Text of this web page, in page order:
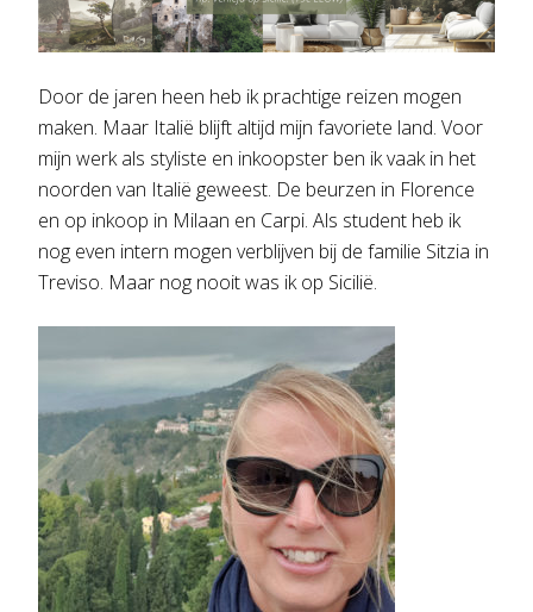
Door de jaren heen heb ik prachtige reizen mogen
maken. Maar Italië blijft altijd mijn favoriete land. Voor
mijn werk als styliste en inkoopster ben ik vaak in het
noorden van Italië geweest. De beurzen in Florence
en op inkoop in Milaan en Carpi. Als student heb ik
nog even intern mogen verblijven bij de familie Sitzia in
Treviso. Maar nog nooit was ik op Sicilië.